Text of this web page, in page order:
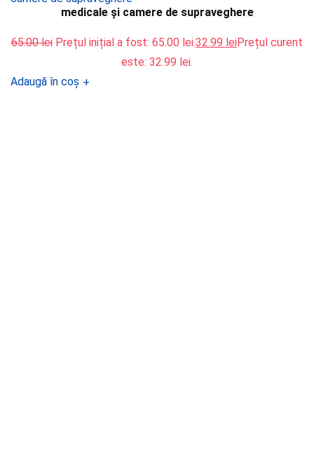
medicale și camere de supraveghere
65.00lei Prețul inițial a fost: 65.00 lei.32.99 leiPrețul curent
este: 32.99 lei.
Adaugă în coș +